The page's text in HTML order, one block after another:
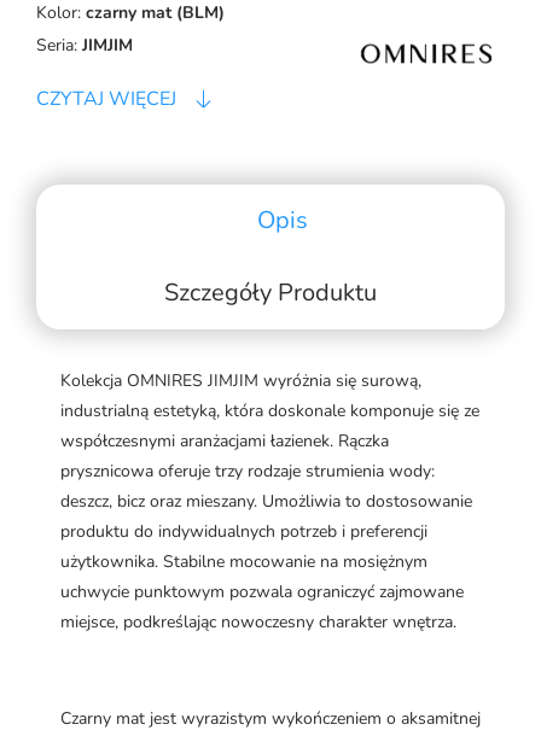
Kolor: czarny mat (BLM)
Seria: JIMJIM
CZYTAJ WIĘCEJ
Opis
Szczegóły Produktu
Kolekcja OMNIRES JIMJIM wyróżnia się surową,
industrialną estetyką, która doskonale komponuje się ze
współczesnymi aranżacjami łazienek. Rączka
prysznicowa oferuje trzy rodzaje strumienia wody:
deszcz, bicz oraz mieszany. Umożliwia to dostosowanie
produktu do indywidualnych potrzeb i preferencji
użytkownika. Stabilne mocowanie na mosiężnym
uchwycie punktowym pozwala ograniczyć zajmowane
miejsce, podkreślając nowoczesny charakter wnętrza.
Czarny mat jest wyrazistym wykończeniem o aksamitnej